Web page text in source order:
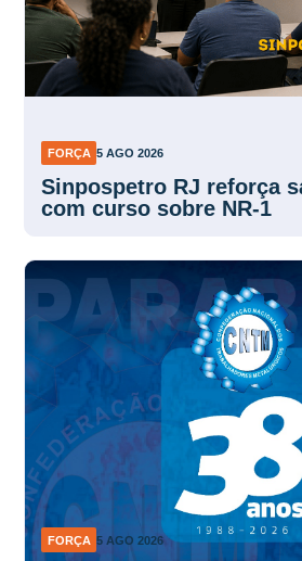
FORÇA 5 AGO 2026
Sinpospetro RJ reforça
com curso sobre NR-1
FORÇA 5 AGO 2026